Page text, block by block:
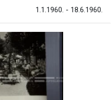
1.1.1960. - 18.6.1960.